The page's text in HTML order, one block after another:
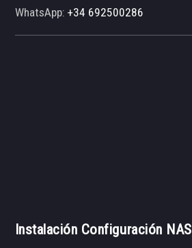
WhatsApp:+34 692500286
Instalación Configuración NAS